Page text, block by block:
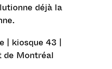
déjà la
| kiosque 43 |
de Montréal